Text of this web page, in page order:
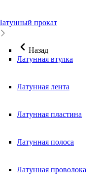
прокат
Назад
Латунная втулка
Латунная лента
Латунная пластина
Латунная полоса
Латунная проволока